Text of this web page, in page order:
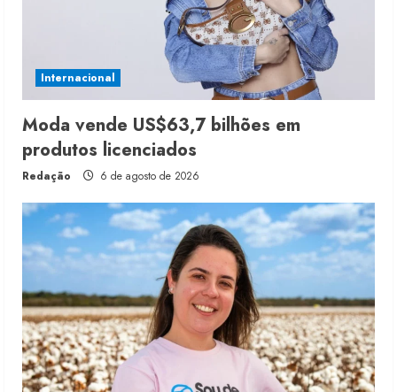
Internacional
Moda vende US$63,7 bilhões em
produtos licenciados
Redação 6 de agosto de 2026